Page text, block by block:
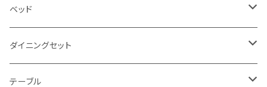
2.5人掛け
2人掛け
1人掛け
ベッド
シングルサイズ以下（フレームのみ）
セミダブルサイズ（フレームのみ）
ダイニングセット
ダイニング3点セット以下
テーブル